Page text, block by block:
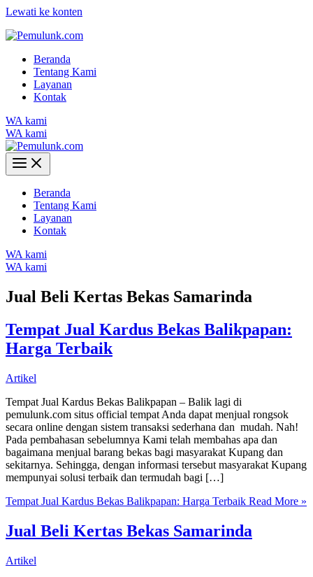
Lewati ke konten
Beranda
Tentang Kami
Layanan
Kontak
WA kami
WA kami
Beranda
Tentang Kami
Layanan
Kontak
WA kami
WA kami
Jual Beli Kertas Bekas Samarinda
Tempat Jual Kardus Bekas Balikpapan:
Harga Terbaik
Artikel
Tempat Jual Kardus Bekas Balikpapan – Balik lagi di
pemulunk.com situs official tempat Anda dapat menjual rongsok
secara online dengan sistem transaksi sederhana dan mudah. Nah!
Pada pembahasan sebelumnya Kami telah membahas apa dan
bagaimana menjual barang bekas bagi masyarakat Kupang dan
sekitarnya. Sehingga, dengan informasi tersebut masyarakat Kupang
mempunyai solusi terbaik dan termudah bagi […]
Tempat Jual Kardus Bekas Balikpapan: Harga Terbaik Read More »
Jual Beli Kertas Bekas Samarinda
Artikel